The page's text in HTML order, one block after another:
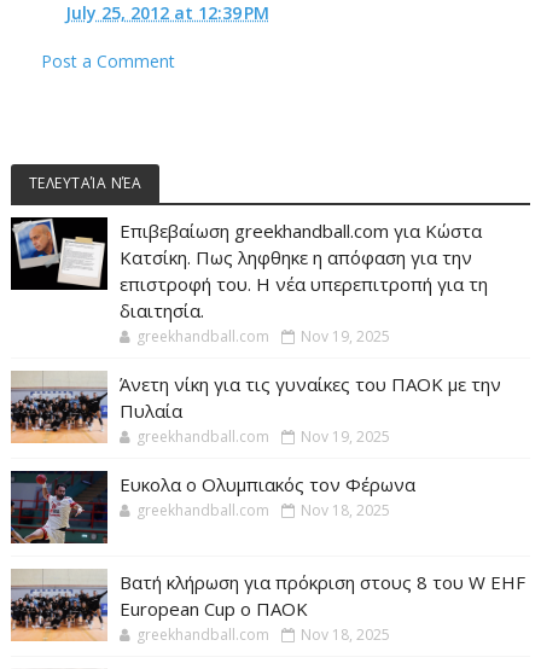
July 25, 2012 at 12:39 PM
Post a Comment
ΤΕΛΕΥΤΑΊΑ ΝΈΑ
Επιβεβαίωση greekhandball.com για Κώστα
Κατσίκη. Πως ληφθηκε η απόφαση για την
επιστροφή του. Η νέα υπερεπιτροπή για τη
διαιτησία.
greekhandball.com Nov 19, 2025
Άνετη νίκη για τις γυναίκες του ΠΑΟΚ με την
Πυλαία
greekhandball.com Nov 19, 2025
Ευκολα ο Ολυμπιακός τον Φέρωνα
greekhandball.com Nov 18, 2025
Βατή κλήρωση για πρόκριση στους 8 του W EHF
European Cup ο ΠΑΟΚ
greekhandball.com Nov 18, 2025